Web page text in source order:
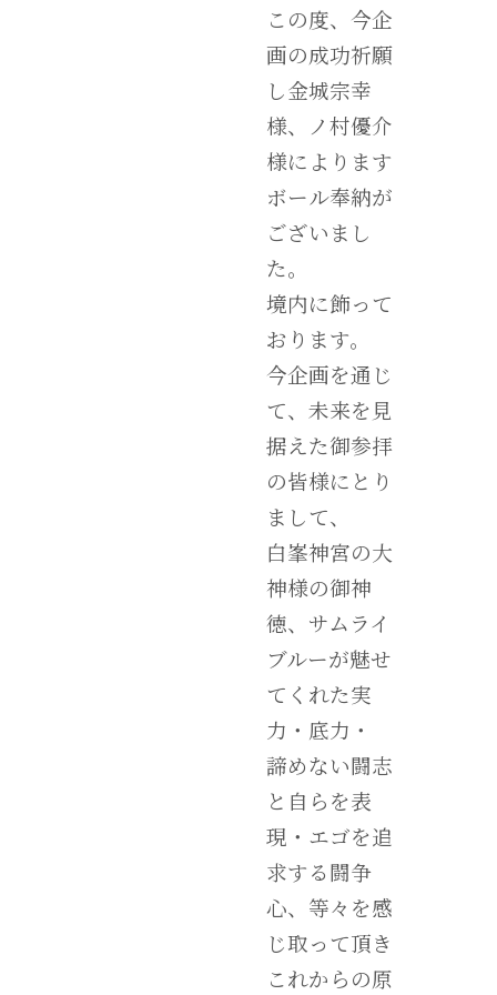
この度、今企
画の成功祈願
し金城宗幸
様、ノ村優介
様によります
ボール奉納が
ございまし
た。
境内に飾って
おります。
今企画を通じ
て、未来を見
据えた御参拝
の皆様にとり
まして、
白峯神宮の大
神様の御神
徳、サムライ
ブルーが魅せ
てくれた実
力・底力・
諦めない闘志
と自らを表
現・エゴを追
求する闘争
心、等々を感
じ取って頂き
これからの原